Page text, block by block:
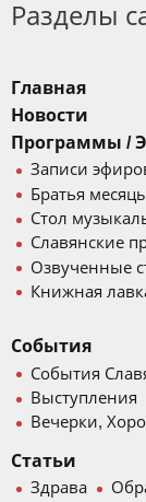
Разделы
Главная
Новости
Программы /
Записи
Братья
Стол
Славянские
Озвученные
Книжная
События
События
Выступления
Вечерки,
Статьи
Здрава